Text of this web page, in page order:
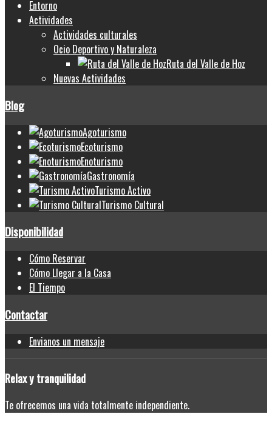
Entorno
Actividades
Actividades culturales
Ocio Deportivo y Naturaleza
Ruta del Valle de Hoz
Nuevas Actividades
Blog
Agoturismo
Ecoturismo
Enoturismo
Gastronomía
Turismo Activo
Turismo Cultural
Disponibilidad
Cómo Reservar
Cómo Llegar a la Casa
El Tiempo
Contactar
Envianos un mensaje
Relaxy tranquilidad
Te ofrecemos una vida totalmente independiente.